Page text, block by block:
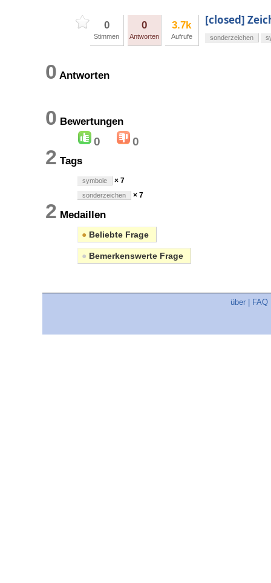
0
Stimmen
0
Antworten
3.7k
Aufrufe
[closed]
sonderzeichen
0 Antworten
0 Bewertungen
0 0
2 Tags
symbole × 7
sonderzeichen × 7
2 Medaillen
● Beliebte Frage
● Bemerkenswerte Frage
über FAQ